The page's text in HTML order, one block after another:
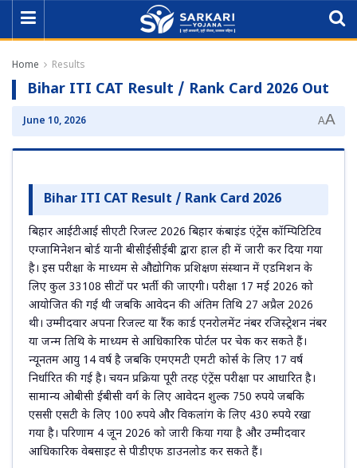
Home Results
Bihar ITI CAT Result / Rank Card 2026 Out
June 10, 2026 AA
Bihar ITI CAT Result / Rank Card 2026
बिहार आईटीआई सीएटी रिजल्ट 2026 बिहार कंबाइंड एंट्रेंस कॉम्पिटिटिव
एग्जामिनेशन बोर्ड यानी बीसीईसीईबी द्वारा हाल ही में जारी कर दिया गया
है। इस परीक्षा के माध्यम से औद्योगिक प्रशिक्षण संस्थान में एडमिशन के
लिए कुल 33108 सीटों पर भर्ती की जाएगी। परीक्षा 17 मई 2026 को
आयोजित की गई थी जबकि आवेदन की अंतिम तिथि 27 अप्रैल 2026
थी। उम्मीदवार अपना रिजल्ट या रैंक कार्ड एनरोलमेंट नंबर रजिस्ट्रेशन नंबर
या जन्म तिथि के माध्यम से आधिकारिक पोर्टल पर चेक कर सकते हैं।
न्यूनतम आयु 14 वर्ष है जबकि एमएमटी एमटी कोर्स के लिए 17 वर्ष
निर्धारित की गई है। चयन प्रक्रिया पूरी तरह एंट्रेंस परीक्षा पर आधारित है।
सामान्य ओबीसी ईबीसी वर्ग के लिए आवेदन शुल्क 750 रुपये जबकि
एससी एसटी के लिए 100 रुपये और विकलांग के लिए 430 रुपये रखा
गया है। परिणाम 4 जून 2026 को जारी किया गया है और उम्मीदवार
आधिकारिक वेबसाइट से पीडीएफ डाउनलोड कर सकते हैं।